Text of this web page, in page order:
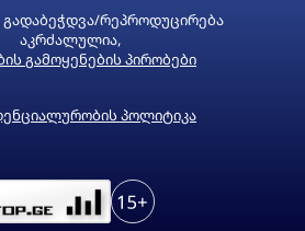
გადაბეჭდვა/რეპროდუცირება
აკრძალულია,
გამოყენების პირობები
პოლიტიკა